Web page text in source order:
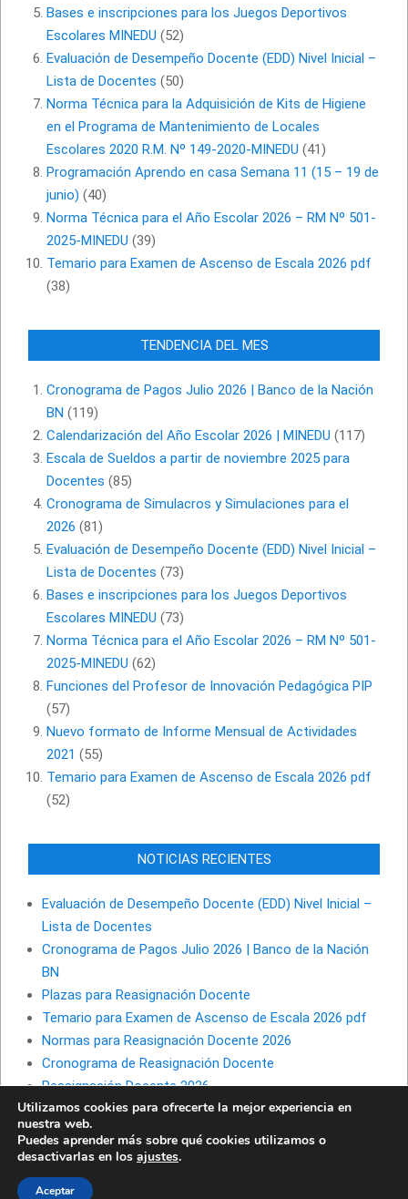
Bases e inscripciones para los Juegos Deportivos
Escolares MINEDU (52)
Evaluación de Desempeño Docente (EDD) Nivel Inicial –
Lista de Docentes (50)
Norma Técnica para la Adquisición de Kits de Higiene
en el Programa de Mantenimiento de Locales
Escolares 2020 R.M. Nº 149-2020-MINEDU (41)
Programación Aprendo en casa Semana 11 (15 – 19 de
junio) (40)
Norma Técnica para el Año Escolar 2026 – RM Nº 501-
2025-MINEDU (39)
Temario para Examen de Ascenso de Escala 2026 pdf
(38)
TENDENCIA DEL MES
Cronograma de Pagos Julio 2026 | Banco de la Nación
BN (119)
Calendarización del Año Escolar 2026 | MINEDU (117)
Escala de Sueldos a partir de noviembre 2025 para
Docentes (85)
Cronograma de Simulacros y Simulaciones para el
2026 (81)
Evaluación de Desempeño Docente (EDD) Nivel Inicial –
Lista de Docentes (73)
Bases e inscripciones para los Juegos Deportivos
Escolares MINEDU (73)
Norma Técnica para el Año Escolar 2026 – RM Nº 501-
2025-MINEDU (62)
Funciones del Profesor de Innovación Pedagógica PIP
(57)
Nuevo formato de Informe Mensual de Actividades
2021 (55)
Temario para Examen de Ascenso de Escala 2026 pdf
(52)
NOTICIAS RECIENTES
Evaluación de Desempeño Docente (EDD) Nivel Inicial –
Lista de Docentes
Cronograma de Pagos Julio 2026 | Banco de la Nación
BN
Plazas para Reasignación Docente
Temario para Examen de Ascenso de Escala 2026 pdf
Normas para Reasignación Docente 2026
Cronograma de Reasignación Docente
Reasignación Docente 2026
Utilizamos cookies para ofrecerte la mejor experiencia en
nuestra web.
Puedes aprender más sobre qué cookies utilizamos o
desactivarlas en los ajustes.
Aceptar